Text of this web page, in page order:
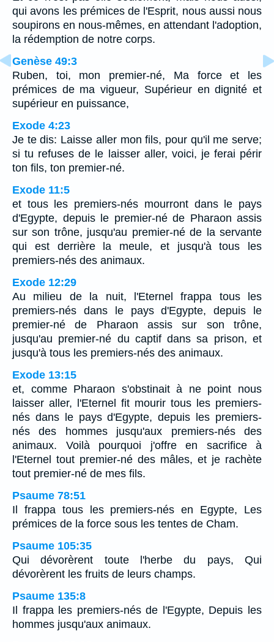
qui avons les prémices de l'Esprit, nous aussi nous
soupirons en nous-mêmes, en attendant l'adoption,
la rédemption de notre corps.
Genèse 49:3
Ruben, toi, mon premier-né, Ma force et les
prémices de ma vigueur, Supérieur en dignité et
supérieur en puissance,
Exode 4:23
Je te dis: Laisse aller mon fils, pour qu'il me serve;
si tu refuses de le laisser aller, voici, je ferai périr
ton fils, ton premier-né.
Exode 11:5
et tous les premiers-nés mourront dans le pays
d'Egypte, depuis le premier-né de Pharaon assis
sur son trône, jusqu'au premier-né de la servante
qui est derrière la meule, et jusqu'à tous les
premiers-nés des animaux.
Exode 12:29
Au milieu de la nuit, l'Eternel frappa tous les
premiers-nés dans le pays d'Egypte, depuis le
premier-né de Pharaon assis sur son trône,
jusqu'au premier-né du captif dans sa prison, et
jusqu'à tous les premiers-nés des animaux.
Exode 13:15
et, comme Pharaon s'obstinait à ne point nous
laisser aller, l'Eternel fit mourir tous les premiers-
nés dans le pays d'Egypte, depuis les premiers-
nés des hommes jusqu'aux premiers-nés des
animaux. Voilà pourquoi j'offre en sacrifice à
l'Eternel tout premier-né des mâles, et je rachète
tout premier-né de mes fils.
Psaume 78:51
Il frappa tous les premiers-nés en Egypte, Les
prémices de la force sous les tentes de Cham.
Psaume 105:35
Qui dévorèrent toute l'herbe du pays, Qui
dévorèrent les fruits de leurs champs.
Psaume 135:8
Il frappa les premiers-nés de l'Egypte, Depuis les
hommes jusqu'aux animaux.